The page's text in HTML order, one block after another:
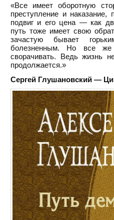
«Все имеет оборотную
преступление и наказание,
подвиг и его цена — как
путь тоже имеет свою
зачастую бывает
болезненным. Но все
сворачивать. Ведь жизнь
продолжается.»
Сергей Глушановский —